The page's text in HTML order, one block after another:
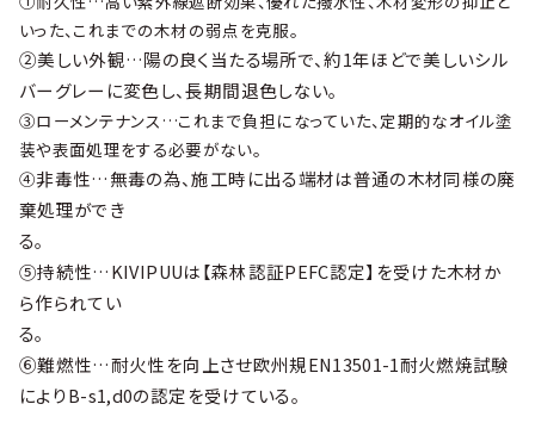
いった、これまでの木材の弱点を克服。
②美しい外観…陽の良く当たる場所で、約1年ほどで美しいシル
バーグレーに変色し、長期間退色しない。
③ローメンテナンス…これまで負担になっていた、定期的なオイル塗
装や表面処理をする必要がない。
④非毒性…無毒の為、施工時に出る端材は普通の木材同様の廃
棄処理ができ
⑤持続性…KIVIPUUは【森林認証PEFC認定】を受けた木材か
ら作られてい
⑥難燃性…耐火性を向上させ欧州規EN13501-1耐火燃焼試験
によりB-s1,d0の認定を受けている。